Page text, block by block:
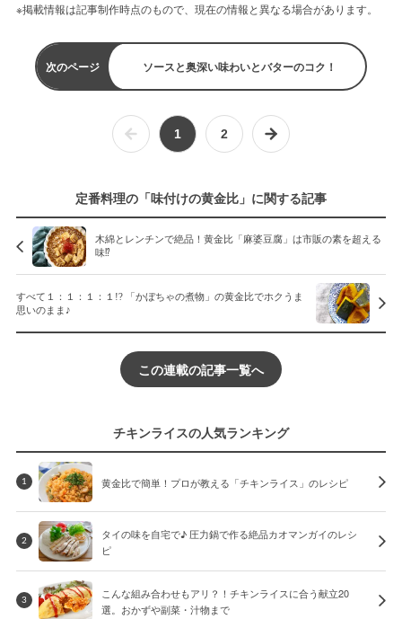
※掲載情報は記事制作時点のもので、現在の情報と異なる場合があります。
次のページ ソースと奥深い味わいとバターのコク！
1 2
定番料理の「味付けの黄金比」に関する記事
木綿とレンチンで絶品！黄金比「麻婆豆腐」は市販の素を超える
味⁉︎
すべて１：１：１：１!? 「かぼちゃの煮物」の黄金比でホクうま
思いのまま♪
この連載の記事一覧へ
チキンライスの人気ランキング
1 黄金比で簡単！プロが教える「チキンライス」のレシピ
2
タイの味を自宅で♪ 圧力鍋で作る絶品カオマンガイのレシ
ピ
3
こんな組み合わせもアリ？！チキンライスに合う献立20
選。おかずや副菜・汁物まで